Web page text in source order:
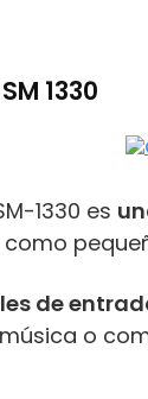
1330
1330 es
de
o